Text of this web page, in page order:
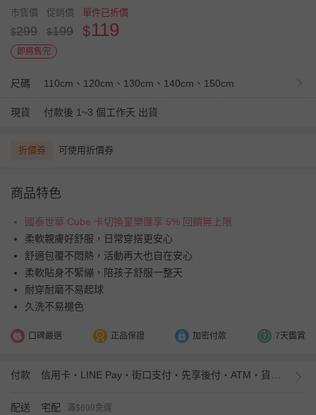
市售價
$299
促銷價
$199
單件已折價
$119
即將售完
尺碼 110cm、120cm、130cm、140cm、150cm
現貨 付款後 1~3 個工作天 出貨
折價券 可使用折價券
商品特色
國泰世華 Cube 卡切換童樂匯享 5% 回饋無上限
柔軟親膚好舒服，日常穿搭更安心
舒適包覆不悶熱，活動再大也自在安心
柔軟貼身不緊繃，陪孩子舒服一整天
耐穿耐磨不易起球
久洗不易褪色
口碑嚴選 正品保證 加密付款 7天鑑賞
付款
配送 宅配 滿$699免運